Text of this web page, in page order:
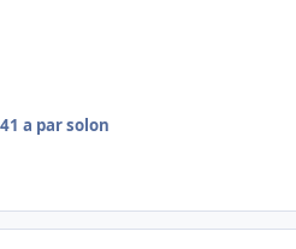
1 a par solon